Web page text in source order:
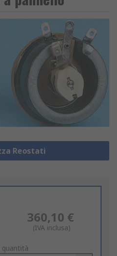
Reostati
360,10 €
(IVA inclusa)
quantità